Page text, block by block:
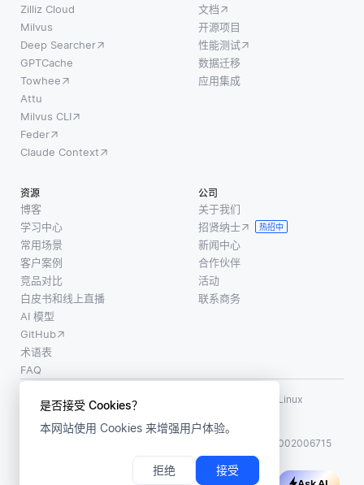
是否接受 Cookies？
本网站使用 Cookies 来增强用户体验。
拒绝 接受
Zilliz Cloud
Milvus
Deep Searcher
GPTCache
Towhee
Attu
Milvus CLI
Feder
Claude Context
文档
开源项目
性能测试
数据迁移
应用集成
资源
博客
学习中心
常用场景
客户案例
竞品对比
白皮书和线上直播
AI 模型
GitHub
术语表
FAQ
公司
关于我们
招贤纳士
热招中
新闻中心
合作伙伴
活动
联系商务
使用条款
LF AI、LF AI & Data、Milvus，以及相关的开源项目名称为 Linux
Foundation 所有商标
版权所有 ©2026 上海赜睿信息科技有限公司保留所有权利
沪公网安备31011002006715